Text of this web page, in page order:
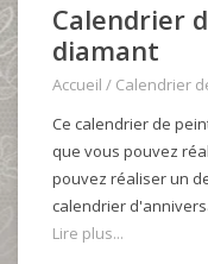
Calendrier
diamant
Accueil / Calendrier
Ce calendrier de
que vous pouvez
pouvez réaliser un
calendrier
Lire plus...